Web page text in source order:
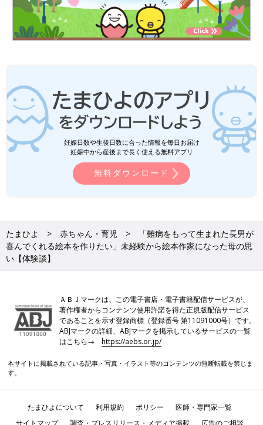
読み聞かせイベントの様子
そうして庄司さんが立ち上げた「絵本屋だっこ」。障害者や家族
の支援を目的とした、オンライン上のインクルーシブ絵本を集め
た本屋さんです。
「長男は重度の障害を持っているので、親としてできることがほ
そんな思いもあって、『 “抱っこ”で親子がコミュニケーションを
取るように、絵本も親子のコミュニケーションツールになればい
いな』、『意思疎通ができなくても、絵本があったらそれでいい
活動を始めてから、絵本を実際に読んだ方から手紙をいただいた
り、子どもに読み聞かせている動画を見せてもらったりすること
があり、親子のふれあいやコミュニケーションのきっかけをつく
ることができていると実感します。
中には『クラファンで無料配布してもらった絵本を歌にしてもい
いですか？』という事業者さんもいて。昨年開催したインクルー
しそうな姿を見られたりするのは本当にうれしいです」（庄司さ
妊娠日数や生後日数に合った情報を毎日お届け
妊娠中から産後まで長く使える無料アプリ
無料ダウンロード
たまひよ 赤ちゃん・育児
「難病をもって生まれた長男が
喜んでくれる絵本を作りたい」未経験から絵本作家になった母の思
い【体験談】
ＡＢＪマークは、この電子書店・電子書籍配信サービスが、
著作権者からコンテンツ使用許諾を得た正規版配信サービス
であることを示す登録商標（登録番号 第11091000号）です。
ABJマークの詳細、ABJマークを掲示しているサービスの一覧
はこちら→https://aebs.or.jp/
本サイトに掲載されている記事・写真・イラスト等のコンテンツの無断転載を禁じま
す。
たまひよについて 利用規約 ポリシー
医師・専門家一覧